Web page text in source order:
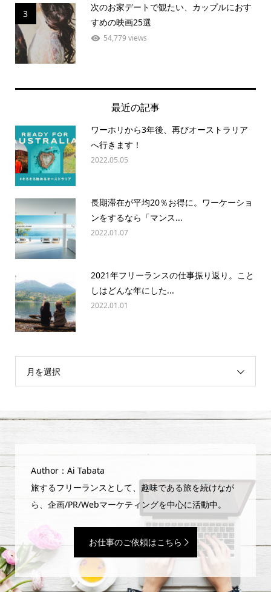
3
次のお家デートで観たい、カップルにおす
すめの映画25選
54,779 views
最近の記事
ワーホリから3年後、再びオーストラリア
へ行きます！
2022.05.05
長期滞在が平均20％お得に。ワーケーショ
ンをするなら「マンス...
2022.01.07
2021年フリーランスの仕事振り返り。こと
しはどんな年にした...
2022.01.01
月を選択
Author：Ai Tabata
旅するフリーランスとして、趣味である旅を続けなが
ら、企画/PR/Webマーケティングを中心に活動中。
お仕事のご依頼はこちら